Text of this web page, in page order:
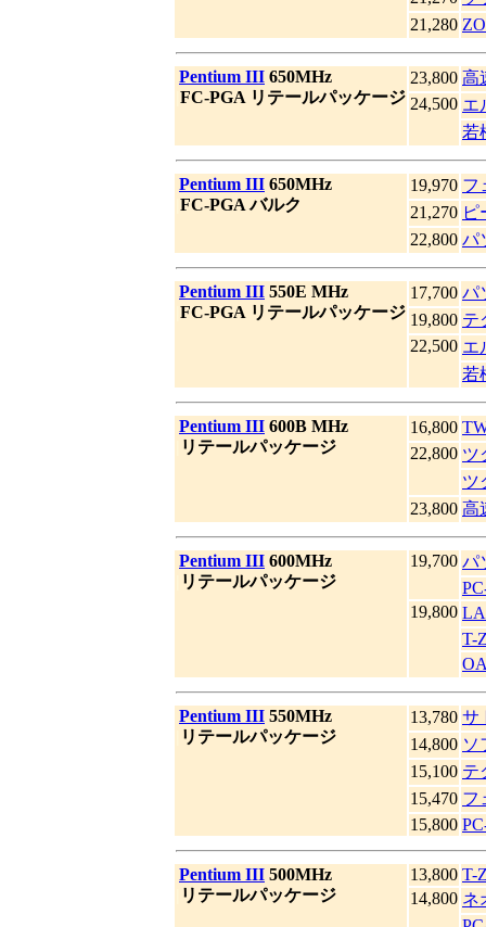
21,280
Pentium III 650MHz
FC-PGA リテールパッケージ
23,800 高
24,500 エ
若
Pentium III 650MHz
FC-PGA バルク
19,970 フ
21,270 ピ
22,800 パ
Pentium III 550E MHz
FC-PGA リテールパッケージ
17,700 パ
19,800 テ
22,500 エ
若
Pentium III 600B MHz
リテールパッケージ
16,800
22,800 ツ
ツ
23,800 高
Pentium III 600MHz
リテールパッケージ
19,700 パ
19,800
T-
Pentium III 550MHz
リテールパッケージ
13,780 サ
14,800 ソ
15,100 テ
15,470 フ
15,800
Pentium III 500MHz
リテールパッケージ
13,800 T-
14,800 ネ